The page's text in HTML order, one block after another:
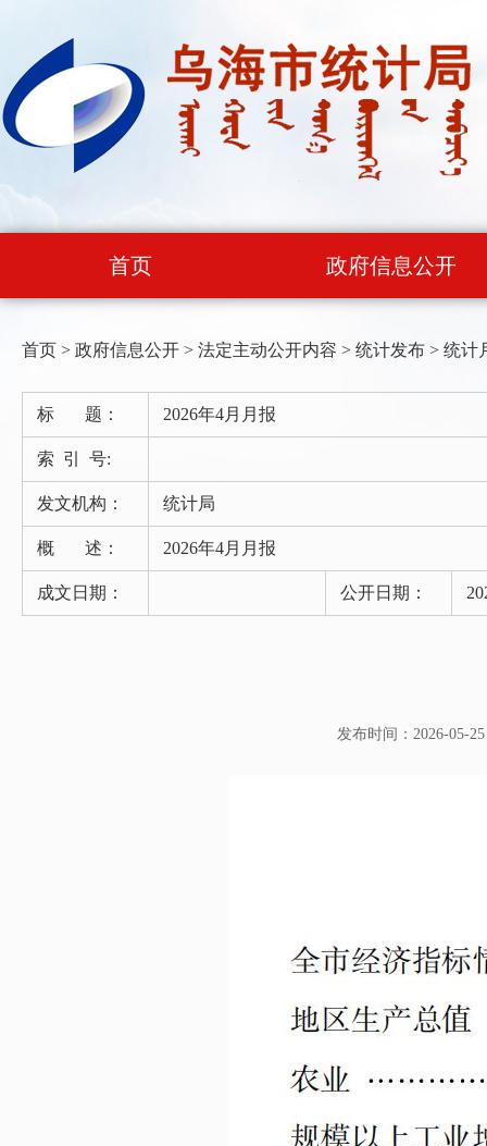
首页 政府信息公开
首页 > 政府信息公开 > 法定主动公开内容 > 统计发布 > 统计
标 题： 2026年4月月报
索 引 号:
发文机构： 统计局
概 述： 2026年4月月报
成文日期： 公开日期：
发布时间：2026-05-25